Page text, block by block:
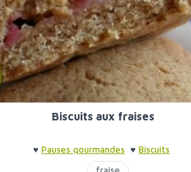
Biscuits aux fraises
♥ Pauses gourmandes ♥ Biscuits
fraise